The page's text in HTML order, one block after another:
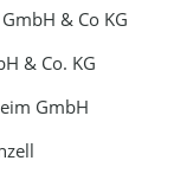
& Co KG
& Co. KG
GmbH